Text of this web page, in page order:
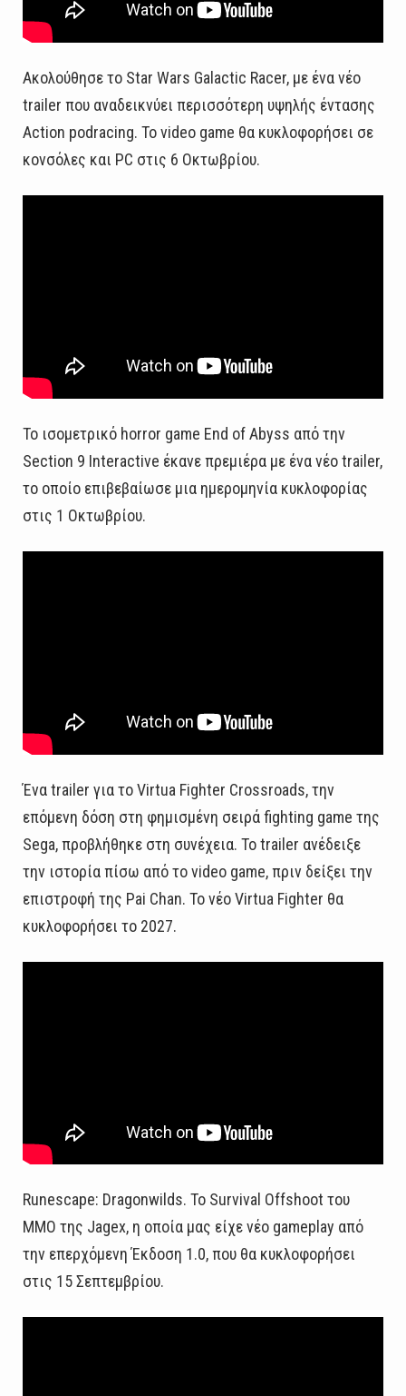
Ακολούθησε το Star Wars Galactic Racer, με ένα νέο
trailer που αναδεικνύει περισσότερη υψηλής έντασης
Action podracing. Το video game θα κυκλοφορήσει σε
κονσόλες και PC στις 6 Οκτωβρίου.
Το ισομετρικό horror game End of Abyss από την
Section 9 Interactive έκανε πρεμιέρα με ένα νέο trailer,
το οποίο επιβεβαίωσε μια ημερομηνία κυκλοφορίας
στις 1 Οκτωβρίου.
Ένα trailer για το Virtua Fighter Crossroads, την
επόμενη δόση στη φημισμένη σειρά fighting game της
Sega, προβλήθηκε στη συνέχεια. Το trailer ανέδειξε
την ιστορία πίσω από το video game, πριν δείξει την
επιστροφή της Pai Chan. Το νέο Virtua Fighter θα
κυκλοφορήσει το 2027.
Runescape: Dragonwilds. Το Survival Offshoot του
MMO της Jagex, η οποία μας είχε νέο gameplay από
την επερχόμενη Έκδοση 1.0, που θα κυκλοφορήσει
στις 15 Σεπτεμβρίου.